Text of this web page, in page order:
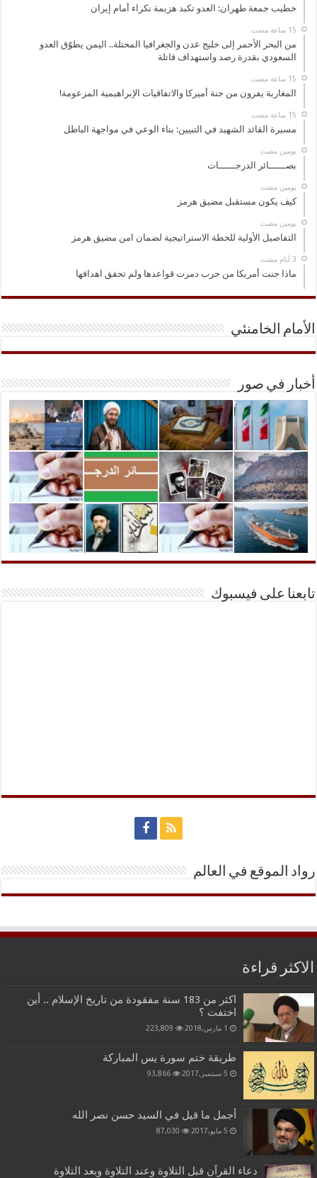
خطيب جمعة طهران: العدو تكبد هزيمة نكراء أمام إيران
من البحر الأحمر إلى خليج عدن والجغرافيا المحتلة.. اليمن يطوّق العدو
السعودي بقدرة رصد واستهداف قاتلة
المغاربة يفرون من جنة أميركا والاتفاقيات الإبراهيمية المزعومة!
مسيرة القائد الشهيد في التبيين: بناء الوعي في مواجهة الباطل
‏يومين مضت
بصــــــائر الدرجــــــات
‏يومين مضت
كيف يكون مستقبل مضيق هرمز
‏يومين مضت
التفاصيل الأولية للخطة الاستراتيجية لضمان امن مضيق هرمز
ماذا جنت أمريكا من حرب دمرت قواعدها ولم تحقق اهدافها
الأمام الخامنئي
أخبار في صور
تابعنا على فيسبوك
رواد الموقع في العالم
الاكثر قراءة
اكثر من 183 سنة مفقودة من تاريخ الإسلام .. أين
اختفت ؟
1 مارس,2018 223,809
طريقة ختم سورة يس المباركة
5 سبتمبر,2017 93,866
أجمل ما قيل في السيد حسن نصر الله
5 مايو,2017 87,030
دعاء القرآن قبل التلاوة وعند التلاوة وبعد التلاوة